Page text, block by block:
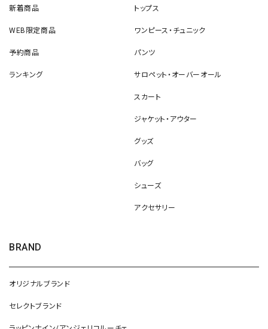
新着商品
WEB限定商品
予約商品
ランキング
トップス
ワンピース・チュニック
パンツ
サロペット・オーバーオール
スカート
ジャケット・アウター
グッズ
バッグ
シューズ
アクセサリー
BRAND
オリジナルブランド
セレクトブランド